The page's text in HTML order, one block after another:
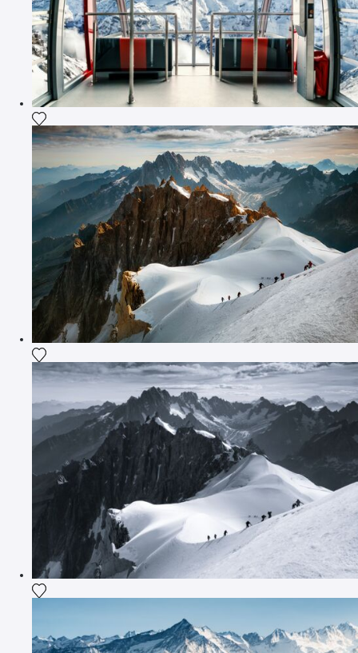
Ajouter la photographie à ma wishlist
Ajouter la photographie à ma wishlist